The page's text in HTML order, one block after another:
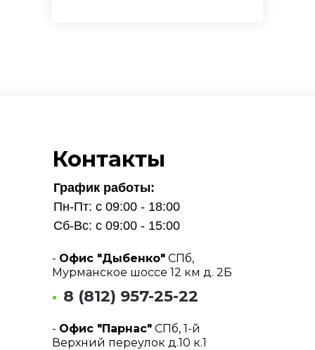
Контакты
График работы:
Пн-Пт: с 09:00 - 18:00
Сб-Вс: с 09:00 - 15:00
- Офис "Парнас" СПб, 1-й
Верхний переулок д.10 к.1
- Офис "Дыбенко" СПб,
Мурманское шоссе 12 км д. 2Б
8 (812) 957-25-22